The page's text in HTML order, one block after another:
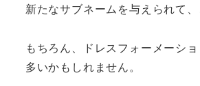
新たなサブネームを与えられて
もちろん、ドレスフォーメーシ
多いかもしれません。